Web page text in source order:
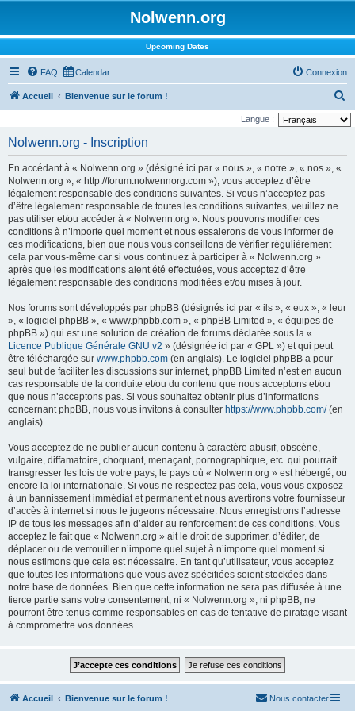
Nolwenn.org
Upcoming Dates
FAQ Calendar Connexion
Accueil Bienvenue sur le forum !
e
Langue :
Nolwenn.org - Inscription
En accédant à « Nolwenn.org » (désigné ici par « nous », « notre », « nos », «
Nolwenn.org », « http://forum.nolwennorg.com »), vous acceptez d’être
légalement responsable des conditions suivantes. Si vous n’acceptez pas
d’être légalement responsable de toutes les conditions suivantes, veuillez ne
pas utiliser et/ou accéder à « Nolwenn.org ». Nous pouvons modifier ces
conditions à n’importe quel moment et nous essaierons de vous informer de
ces modifications, bien que nous vous conseillons de vérifier régulièrement
cela par vous-même car si vous continuez à participer à « Nolwenn.org »
après que les modifications aient été effectuées, vous acceptez d’être
légalement responsable des conditions modifiées et/ou mises à jour.
Nos forums sont développés par phpBB (désignés ici par « ils », « eux », « leur
», « logiciel phpBB », « www.phpbb.com », « phpBB Limited », « équipes de
phpBB ») qui est une solution de création de forums déclarée sous la «
Licence Publique Générale GNU v2 » (désignée ici par « GPL ») et qui peut
être téléchargée sur www.phpbb.com (en anglais). Le logiciel phpBB a pour
seul but de faciliter les discussions sur internet, phpBB Limited n’est en aucun
cas responsable de la conduite et/ou du contenu que nous acceptons et/ou
que nous n’acceptons pas. Si vous souhaitez obtenir plus d’informations
concernant phpBB, nous vous invitons à consulter https://www.phpbb.com/(en
anglais).
Vous acceptez de ne publier aucun contenu à caractère abusif, obscène,
vulgaire, diffamatoire, choquant, menaçant, pornographique, etc. qui pourrait
transgresser les lois de votre pays, le pays où « Nolwenn.org » est hébergé, ou
encore la loi internationale. Si vous ne respectez pas cela, vous vous exposez
à un bannissement immédiat et permanent et nous avertirons votre fournisseur
d’accès à internet si nous le jugeons nécessaire. Nous enregistrons l’adresse
IP de tous les messages afin d’aider au renforcement de ces conditions. Vous
acceptez le fait que « Nolwenn.org » ait le droit de supprimer, d’éditer, de
déplacer ou de verrouiller n’importe quel sujet à n’importe quel moment si
nous estimons que cela est nécessaire. En tant qu’utilisateur, vous acceptez
que toutes les informations que vous avez spécifiées soient stockées dans
notre base de données. Bien que cette information ne sera pas diffusée à une
tierce partie sans votre consentement, ni « Nolwenn.org », ni phpBB, ne
pourront être tenus comme responsables en cas de tentative de piratage visant
à compromettre vos données.
Accueil Bienvenue sur le forum ! Nous contacter